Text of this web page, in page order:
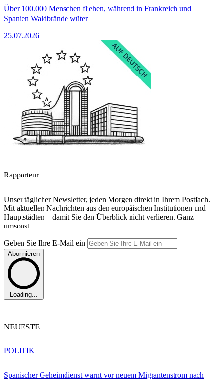
Über 100.000 Menschen fliehen, während in Frankreich und
Spanien Waldbrände wüten
25.07.2026
Rapporteur
Unser täglicher Newsletter, jeden Morgen direkt in Ihrem Postfach.
Mit aktuellen Nachrichten aus den europäischen Institutionen und
Hauptstädten – damit Sie den Überblick nicht verlieren. Ganz
umsonst.
Geben Sie Ihre E-Mail ein
Abonnieren
Loading...
NEUESTE
Spanischer Geheimdienst warnt vor neuem Migrantenstrom nach
POLITIK